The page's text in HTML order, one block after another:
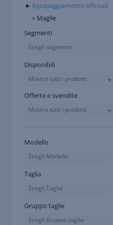
Equipaggiamento offroad
Maglie
Segmenti
Scegli segmenti
Disponibili
Mostra tutti i prodotti
Offerte e svendite
Mostra tutti i prodotti
Modello
Scegli Modello
Taglia
Scegli Taglia
Gruppo taglie
Scegli Gruppo taglie